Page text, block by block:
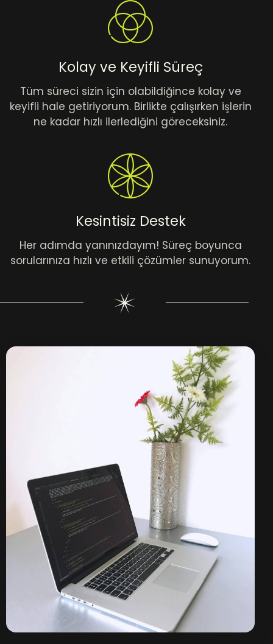
Kolay ve Keyifli Süreç
Tüm süreci sizin için olabildiğince kolay ve
keyifli hale getiriyorum. Birlikte çalışırken işlerin
ne kadar hızlı ilerlediğini göreceksiniz.
Kesintisiz Destek
Her adımda yanınızdayım! Süreç boyunca
sorularınıza hızlı ve etkili çözümler sunuyorum.